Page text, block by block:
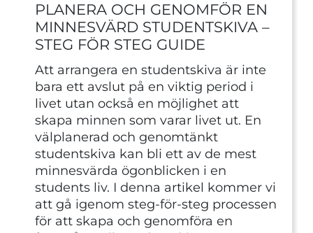
PLANERA OCH GENOMFÖR EN
MINNESVÄRD STUDENTSKIVA –
STEG FÖR STEG GUIDE
Att arrangera en studentskiva är inte
bara ett avslut på en viktig period i
livet utan också en möjlighet att
skapa minnen som varar livet ut. En
välplanerad och genomtänkt
studentskiva kan bli ett av de mest
minnesvärda ögonblicken i en
students liv. I denna artikel kommer vi
att gå igenom steg-för-steg processen
för att skapa och genomföra en